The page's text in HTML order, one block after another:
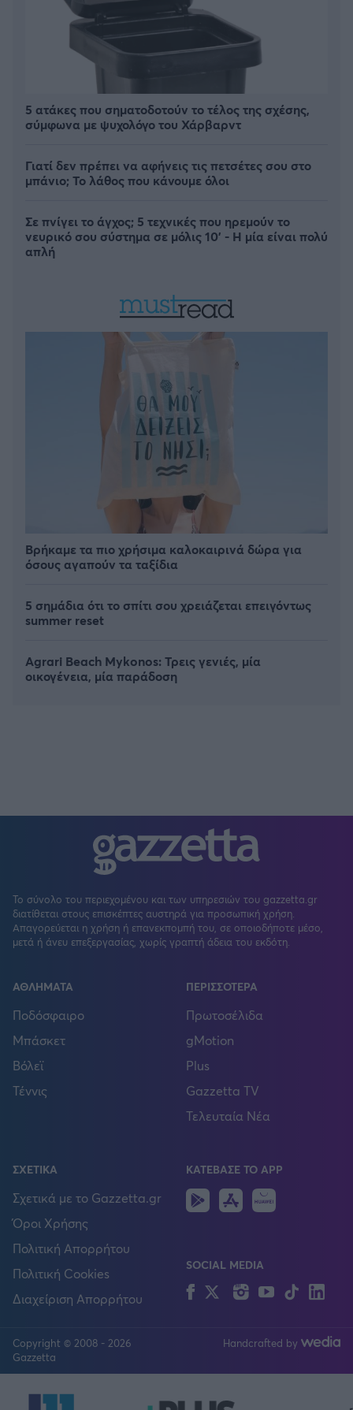
5 ατάκες που σηματοδοτούν το τέλος της σχέσης,
σύμφωνα με ψυχολόγο του Χάρβαρντ
Γιατί δεν πρέπει να αφήνεις τις πετσέτες σου στο
μπάνιο; Το λάθος που κάνουμε όλοι
Σε πνίγει το άγχος; 5 τεχνικές που ηρεμούν το
νευρικό σου σύστημα σε μόλις 10' - Η μία είναι πολύ
απλή
Βρήκαμε τα πιο χρήσιμα καλοκαιρινά δώρα για
όσους αγαπούν τα ταξίδια
5 σημάδια ότι το σπίτι σου χρειάζεται επειγόντως
summer reset
Agrari Beach Mykonos: Τρεις γενιές, μία
οικογένεια, μία παράδοση
Το σύνολο του περιεχομένου και των υπηρεσιών του gazzetta.gr
διατίθεται στους επισκέπτες αυστηρά για προσωπική χρήση.
Απαγορεύεται η χρήση ή επανεκπομπή του, σε οποιοδήποτε μέσο,
μετά ή άνευ επεξεργασίας, χωρίς γραπτή άδεια του εκδότη.
ΑΘΛΗΜΑΤΑ
Ποδόσφαιρο
Μπάσκετ
Βόλεϊ
Τέννις
ΠΕΡΙΣΣΟΤΕΡΑ
Πρωτοσέλιδα
gMotion
Plus
Gazzetta TV
Τελευταία Νέα
ΣΧΕΤΙΚΑ
Σχετικά με το Gazzetta.gr
Όροι Χρήσης
Πολιτική Απορρήτου
Πολιτική Cookies
Διαχείριση Απορρήτου
ΚΑΤΕΒΑΣΕ ΤΟ APP
Android
IOS
SOCIAL MEDIA
FacebookTwitterInstagram
YouTubeTikTok
Copyright © 2008 - 2026
Gazzetta
Handcrafted by